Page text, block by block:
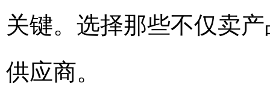
关键。选择那些不仅卖
供应商。